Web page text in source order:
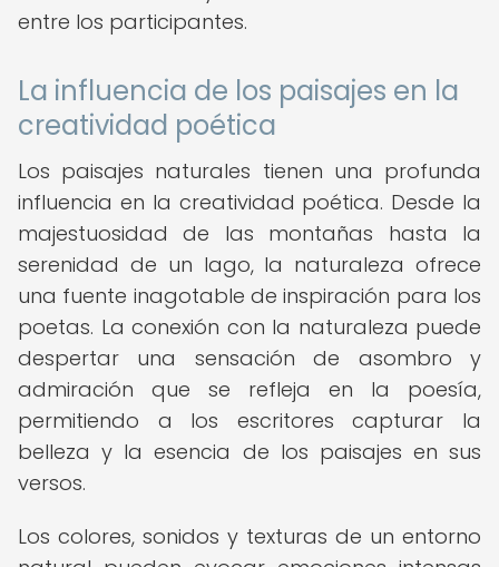
entre los participantes.
La influencia de los paisajes en la
creatividad poética
Los paisajes naturales tienen una profunda
influencia en la creatividad poética. Desde la
majestuosidad de las montañas hasta la
serenidad de un lago, la naturaleza ofrece
una fuente inagotable de inspiración para los
poetas. La conexión con la naturaleza puede
despertar una sensación de asombro y
admiración que se refleja en la poesía,
permitiendo a los escritores capturar la
belleza y la esencia de los paisajes en sus
versos.
Los colores, sonidos y texturas de un entorno